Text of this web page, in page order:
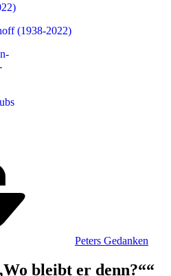
(1938-2022)
Peters Gedanken
bleibt er denn?““